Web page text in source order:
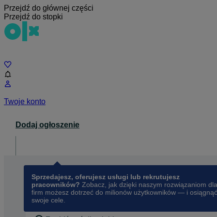
Przejdź do głównej części
Przejdź do stopki
Twoje konto
Dodaj ogłoszenie
Sprzedajesz, oferujesz usługi lub rekrutujesz
pracowników? Zobacz, jak dzięki naszym rozwiązaniom dla
firm możesz dotrzeć do milionów użytkowników — i osiągnąć
swoje cele.